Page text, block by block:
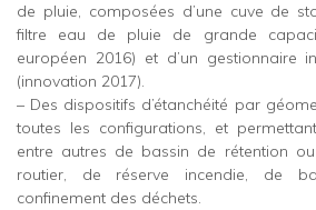
de pluie, composées d’une cuve de
filtre eau de pluie de grande
européen 2016) et d’un gestionnaire
(innovation 2017).
– Des dispositifs d’étanchéité par
toutes les configurations, et permettant
entre autres de bassin de rétention
routier, de réserve incendie, de
confinement des déchets.